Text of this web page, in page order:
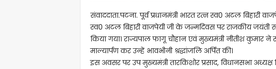
संवाददाता.पटना. पूर्व प्रधानमंत्री भारत रत्न स्व0 अटल बिहारी
स्व0 अटल बिहारी वाजपेयी जी के जन्मदिवस पर राजकीय जयंती
किया गया। राज्यपाल फागू चौहान एवं मुख्यमंत्री नीतीश कुमार ने
माल्यार्पण कर उन्हें भावभीनी श्रद्धांजलि अर्पित की।
इस अवसर पर उप मुख्यमंत्री तारकिशोर प्रसाद, विधानसभा